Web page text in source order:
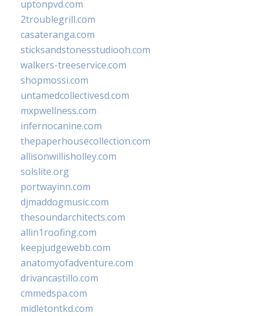
uptonpvd.com
2troublegrill.com
casateranga.com
sticksandstonesstudiooh.com
walkers-treeservice.com
shopmossi.com
untamedcollectivesd.com
mxpwellness.com
infernocanine.com
thepaperhousecollection.com
allisonwillisholley.com
solslite.org
portwayinn.com
djmaddogmusic.com
thesoundarchitects.com
allin1roofing.com
keepjudgewebb.com
anatomyofadventure.com
drivancastillo.com
cmmedspa.com
midletontkd.com